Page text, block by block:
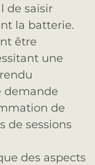
de saisir
la batterie.
être
une
demande
de
de sessions
des aspects